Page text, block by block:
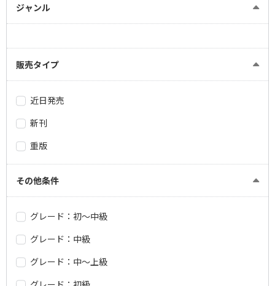
ジャンル
販売タイプ
近日発売
新刊
重版
その他条件
グレード：初～中級
グレード：中級
グレード：中～上級